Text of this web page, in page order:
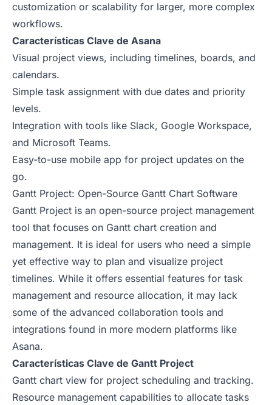
customization or scalability for larger, more complex
workflows.
Características Clave de Asana
Visual project views, including timelines, boards, and
calendars.
Simple task assignment with due dates and priority
levels.
Integration with tools like Slack, Google Workspace,
and Microsoft Teams.
Easy-to-use mobile app for project updates on the
go.
Gantt Project: Open-Source Gantt Chart Software
Gantt Project is an open-source project management
tool that focuses on Gantt chart creation and
management. It is ideal for users who need a simple
yet effective way to plan and visualize project
timelines. While it offers essential features for task
management and resource allocation, it may lack
some of the advanced collaboration tools and
integrations found in more modern platforms like
Asana.
Características Clave de Gantt Project
Gantt chart view for project scheduling and tracking.
Resource management capabilities to allocate tasks